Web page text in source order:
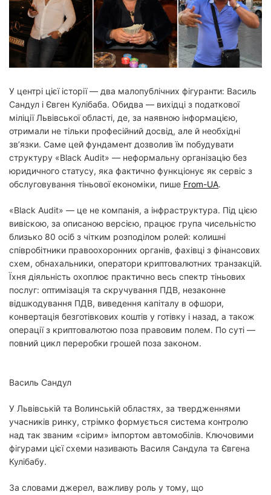
ч
и
т
а
н
н
я
У центрі цієї історії — два малопублічних фігуранти: Василь
Сандул і Євген Кулібаба. Обидва — вихідці з податкової
міліції Львівської області, де, за наявною інформацією,
отримали не тільки професійний досвід, але й необхідні
зв’язки. Саме цей фундамент дозволив їм побудувати
структуру «Black Audit» — неформальну організацію без
юридичного статусу, яка фактично функціонує як сервіс з
обслуговування тіньової економіки, пише From-UA.
«Black Audit» — це не компанія, а інфраструктура. Під цією
вивіскою, за описаною версією, працює група чисельністю
близько 80 осіб з чітким розподілом ролей: колишні
співробітники правоохоронних органів, фахівці з фінансових
схем, обнахальники, оператори криптовалютних транзакцій.
Їхня діяльність охоплює практично весь спектр тіньових
послуг: оптимізація та скручування ПДВ, незаконне
відшкодування ПДВ, виведення капіталу в офшори,
конвертація безготівкових коштів у готівку і назад, а також
операції з криптовалютою поза правовим полем. По суті —
повний цикл переробки грошей поза законом.
Василь Сандул
У Львівській та Волинській областях, за твердженнями
учасників ринку, стрімко формується система контролю
над так званим «сірим» імпортом автомобілів. Ключовими
фігурами цієї схеми називають Василя Сандула та Євгена
Кулібабу.
За словами джерел, важливу роль у тому, що